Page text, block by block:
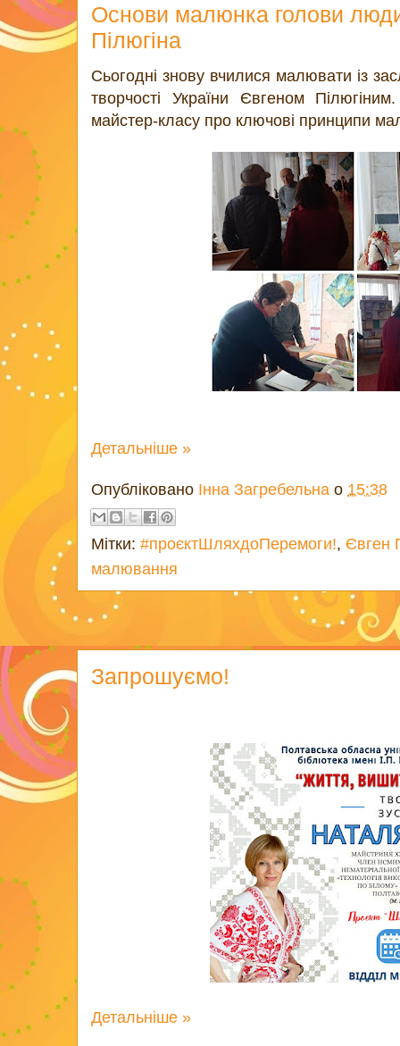
Основи малюнка голови
Пілюгіна
Сьогодні знову вчилися малювати із
творчості України Євгеном
майстер-класу про ключові принципи
Детальніше »
Опубліковано Інна Загребельна о 15:38
Мітки: #проєктШляхдоПеремоги!, Євген
малювання
Запрошуємо!
Детальніше »